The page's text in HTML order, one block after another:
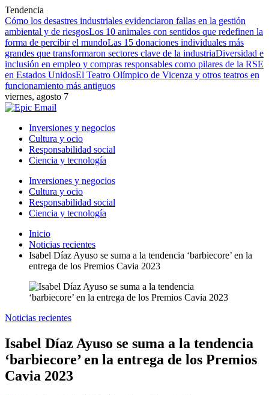
Tendencia
Cómo los desastres industriales evidenciaron fallas en la gestión
ambiental y de riesgosLos 10 animales con sentidos que redefinen la
forma de percibir el mundoLas 15 donaciones individuales más
grandes que transformaron sectores clave de la industriaDiversidad e
inclusión en empleo y compras responsables como pilares de la RSE
en Estados UnidosEl Teatro Olímpico de Vicenza y otros teatros en
funcionamiento más antiguos
viernes, agosto 7
Inversiones y negocios
Cultura y ocio
Responsabilidad social
Ciencia y tecnología
Inversiones y negocios
Cultura y ocio
Responsabilidad social
Ciencia y tecnología
Inicio
Noticias recientes
Isabel Díaz Ayuso se suma a la tendencia ‘barbiecore’ en la
entrega de los Premios Cavia 2023
Noticias recientes
Isabel Díaz Ayuso se suma a la tendencia
‘barbiecore’ en la entrega de los Premios
Cavia 2023